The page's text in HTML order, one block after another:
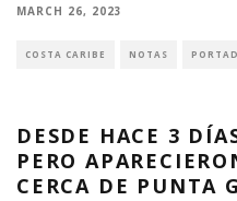
MARCH 26, 2023
COSTA CARIBE NOTAS
DESDE HACE 3
PERO
CERCA DE PUNTA